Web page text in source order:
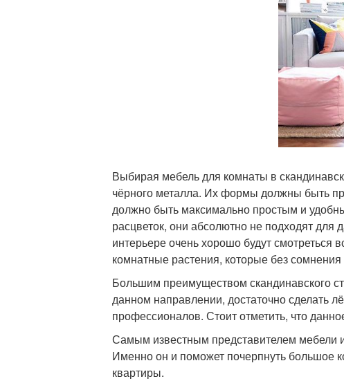
Выбирая мебель для комнаты в
чёрного металла. Их формы должны быть
должно быть максимально простым и
расцветок, они абсолютно не подходят
интерьере очень хорошо будут
комнатные растения, которые без
Большим преимуществом скандинавского
данном направлении, достаточно сделать
профессионалов. Стоит отметить, что
Самым известным представителем мебели
Именно он и поможет почерпнуть большое
квартиры.